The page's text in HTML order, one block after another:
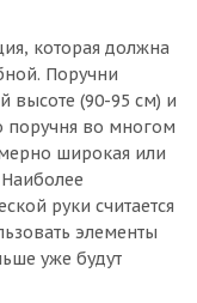
которая должна
Поручни
высоте (90-95 см) и
поручня во многом
широкая или
Наиболее
руки считается
элементы
уже будут